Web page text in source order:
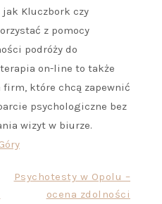
Kluczbork czy
z pomocy
podróży do
on-line to także
które chcą zapewnić
psychologiczne bez
wizyt w biurze.
Psychotesty w Opolu –
ocena zdolności